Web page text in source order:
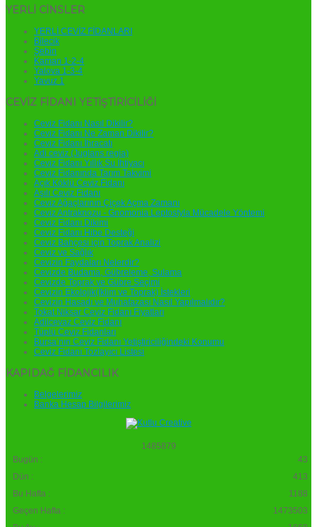
YERLİ CİNSLER
YERLİ CEVİZ FİDANLARI
Bilecik
Şebin
Kaman 1-2-4
Yalova 1-3-4
Yavuz 1
CEVİZ FİDANI YETİŞTİRİCİLİĞİ
Ceviz Fidanı Nasıl Dikilir?
Ceviz Fidanı Ne Zaman Dikilir?
Ceviz Fidanı İhracatı
Adi ceviz (Juglans regia)
Ceviz Fidanı Yıllık Su İhtiyacı
Ceviz Fidanında Tarım Takvimi
Açık Köklü Ceviz Fidanı
Aşılı Ceviz Fidanı
Ceviz Ağaçlarının Çiçek Açma Zamanı
Ceviz Antraknozu - Gnomonia Leptostyla Mücadele Yöntemi
Ceviz Fidanı Dikimi
Ceviz Fidanı Hibe Desteği
Ceviz Bahçesi için Toprak Analizi
Ceviz ve Sağlık
Cevizin Faydaları Nelerdir?
Cevizde Budama, Gübreleme, Sulama
Cevizde Toprak ve Gübre Seçimi
Cevizin Ekolojik(İklim ve Toprak) İstekleri
Cevizin Hasadı ve Muhafazası Nasıl Yapılmalıdır?
Tokat Niksar Ceviz Fidanı Fiyatları
Adilcevaz Ceviz Fidanı
Tüplü Ceviz Fidanları
Bursa’nın Ceviz Fidanı Yetiştiriciliğindeki Konumu
Ceviz Fidanı Tozlayıcı Listesi
KAPIDAĞ FİDANCILIK
Belgelerimiz
Banka Hesap Bilgilerimiz
1485879
Bugün :
Dün :
Bu Hafta :
Geçen Hafta :
43
413
1188
1473503